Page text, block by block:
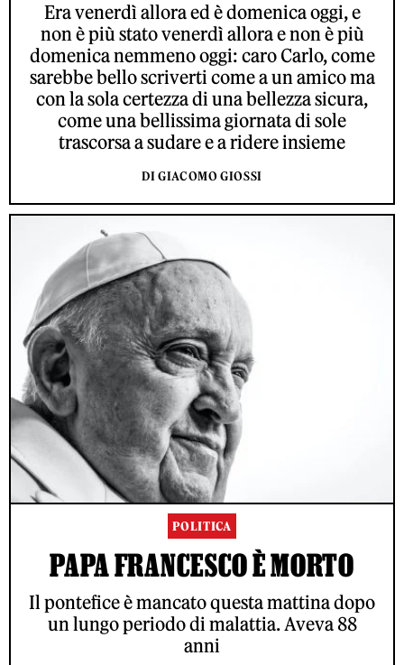
Era venerdì allora ed è domenica oggi, e
non è più stato venerdì allora e non è più
domenica nemmeno oggi: caro Carlo, come
sarebbe bello scriverti come a un amico ma
con la sola certezza di una bellezza sicura,
come una bellissima giornata di sole
trascorsa a sudare e a ridere insieme
DI GIACOMO GIOSSI
POLITICA
PAPA FRANCESCO È MORTO
Il pontefice è mancato questa mattina dopo
un lungo periodo di malattia. Aveva 88
anni